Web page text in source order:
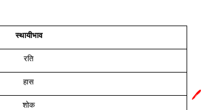
स्थायीभाव
रति
हास
शोक
🖊️